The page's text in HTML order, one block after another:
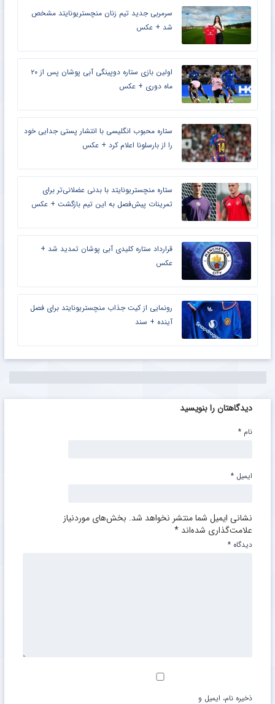
سرمربی جدید تیم زنان منچستریونایتد مشخص
شد + عکس
اولین بازی ستاره دوپینگی آبی پوشان پس از ۲۰
ماه دوری + عکس
ستاره محبوب انگلیسی با انتشار پستی جدایی خود
را از بارسلونا اعلام کرد + عکس
ستاره منچستریونایتد با بدنی عضلانی‌تر برای
تمرینات پیش‌فصل به این تیم بازگشت + عکس
قرارداد ستاره کلیدی آبی پوشان تمدید شد +
عکس
رونمایی از کیت جذاب منچستریونایتد برای فصل
آینده + سند
دیدگاهتان را بنویسید
نشانی ایمیل شما منتشر نخواهد شد. بخش‌های موردنیاز
علامت‌گذاری شده‌اند *
دیدگاه *
نام *
ایمیل *
ذخیره نام، ایمیل و